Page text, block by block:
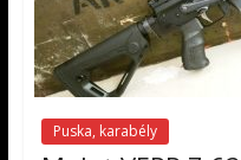
Puska, karabély